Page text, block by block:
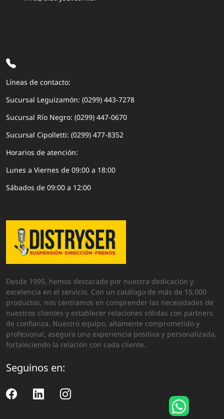
Líneas de contacto:
Sucursal Leguizamón: (0299) 443-7278
Sucursal Río Negro: (0299) 447-0670
Sucursal Cipolletti: (0299) 477-8352
Horarios de atención:
Lunes a Viernes de 09:00 a 18:00
Sábados de 09:00 a 12:00
Desde 1995, hemos destacado por nuestra dedicación y
excelencia en el servicio. Con un catálogo de más de 15,000
productos, nos centramos en comprender las necesidades de
nuestros clientes y establecer relaciones sólidas con partners
de confianza. Nuestro equipo, altamente comprometido y
profesional, asegura una experiencia positiva y personalizada,
fortaleciendo la relación con cada cliente.
Seguinos en: